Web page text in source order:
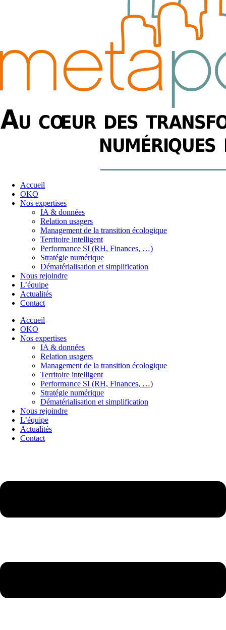
Accueil
OKO
Nos expertises
IA & données
Relation usagers
Management de la transition écologique
Territoire intelligent
Performance SI (RH, Finances, …)
Stratégie numérique
Dématérialisation et simplification
Nous rejoindre
L’équipe
Actualités
Contact
Accueil
OKO
Nos expertises
IA & données
Relation usagers
Management de la transition écologique
Territoire intelligent
Performance SI (RH, Finances, …)
Stratégie numérique
Dématérialisation et simplification
Nous rejoindre
L’équipe
Actualités
Contact